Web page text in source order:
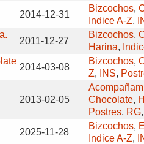
2014-12-31
Bizcochos,
Indice A-Z,
2011-12-27
Bizcochos,
Harina,
2014-03-08
Bizcochos,
Z, INS,
2013-02-05
Chocolate,
Postres, RG,
2025-11-28
Bizcochos,
Indice A-Z,